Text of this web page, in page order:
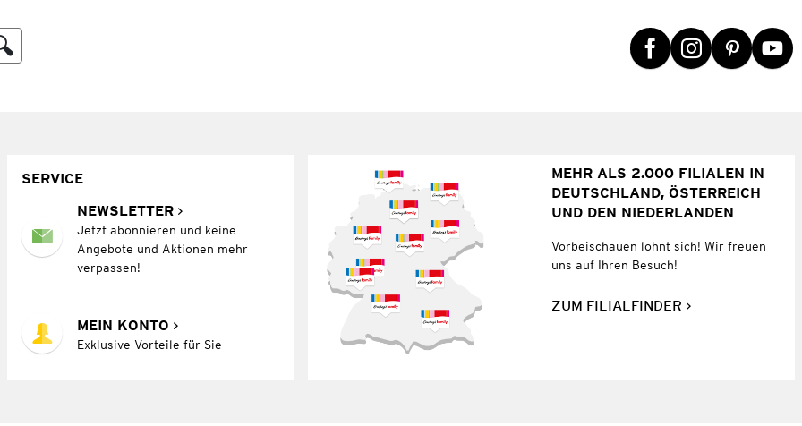
SERVICE
NEWSLETTER
Jetzt abonnieren und keine
Angebote und Aktionen mehr
verpassen!
MEIN KONTO
Exklusive Vorteile für Sie
MEHR ALS 2.000 FILIALEN IN
DEUTSCHLAND, ÖSTERREICH
UND DEN NIEDERLANDEN
Vorbeischauen lohnt sich! Wir freuen
uns auf Ihren Besuch!
ZUM FILIALFINDER